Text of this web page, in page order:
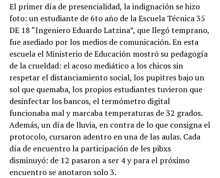
El primer día de presencialidad, la indignación se hizo
foto: un estudiante de 6to año de la Escuela Técnica 35
DE 18 “Ingeniero Eduardo Latzina”, que llegó temprano,
fue asediado por los medios de comunicación. En esta
escuela el Ministerio de Educación mostró su pedagogía
de la crueldad: el acoso mediático a los chicos sin
respetar el distanciamiento social, los pupitres bajo un
sol que quemaba, los propios estudiantes tuvieron que
desinfectar los bancos, el termómetro digital
funcionaba mal y marcaba temperaturas de 32 grados.
Además, un día de lluvia, en contra de lo que consigna el
protocolo, cursaron adentro en una de las aulas. Cada
día de encuentro la participación de les pibxs
disminuyó: de 12 pasaron a ser 4 y para el próximo
encuentro se anotaron solo 3.